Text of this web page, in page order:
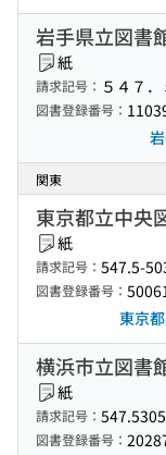
岩手県立図書
紙
請求記号： ５４７
図書登録番号：
関東
東京都立中央
紙
請求記号： 547.5-
図書登録番号：
東京
横浜市立図書
紙
請求記号： 547.5305
図書登録番号：